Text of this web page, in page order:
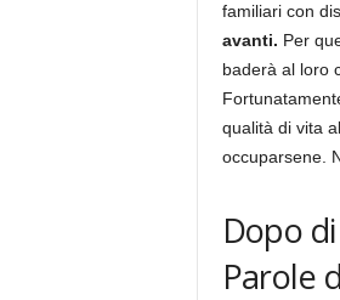
familiari con
avanti. Per
baderà al loro
qualità di vita
occuparsene.
Dopo
Parole